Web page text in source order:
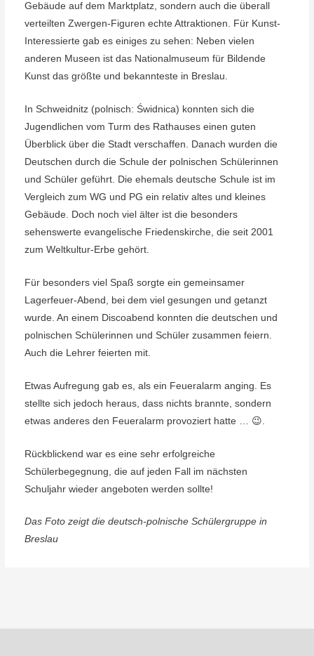
Gebäude auf dem Marktplatz, sondern auch die überall
verteilten Zwergen-Figuren echte Attraktionen. Für Kunst-
Interessierte gab es einiges zu sehen: Neben vielen
anderen Museen ist das Nationalmuseum für Bildende
Kunst das größte und bekannteste in Breslau.
In Schweidnitz (polnisch: Świdnica) konnten sich die
Jugendlichen vom Turm des Rathauses einen guten
Überblick über die Stadt verschaffen. Danach wurden die
Deutschen durch die Schule der polnischen Schülerinnen
und Schüler geführt. Die ehemals deutsche Schule ist im
Vergleich zum WG und PG ein relativ altes und kleines
Gebäude. Doch noch viel älter ist die besonders
sehenswerte evangelische Friedenskirche, die seit 2001
zum Weltkultur-Erbe gehört.
Für besonders viel Spaß sorgte ein gemeinsamer
Lagerfeuer-Abend, bei dem viel gesungen und getanzt
wurde. An einem Discoabend konnten die deutschen und
polnischen Schülerinnen und Schüler zusammen feiern.
Auch die Lehrer feierten mit.
Etwas Aufregung gab es, als ein Feueralarm anging. Es
stellte sich jedoch heraus, dass nichts brannte, sondern
etwas anderes den Feueralarm provoziert hatte … 😉.
Rückblickend war es eine sehr erfolgreiche
Schülerbegegnung, die auf jeden Fall im nächsten
Schuljahr wieder angeboten werden sollte!
Das Foto zeigt die deutsch-polnische Schülergruppe in
Breslau